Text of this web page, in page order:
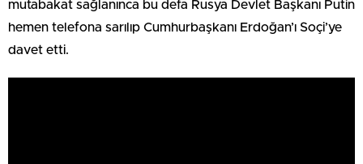
mutabakat sağlanınca bu defa Rusya Devlet Başkanı Putin
hemen telefona sarılıp Cumhurbaşkanı Erdoğan’ı Soçi’ye
davet etti.